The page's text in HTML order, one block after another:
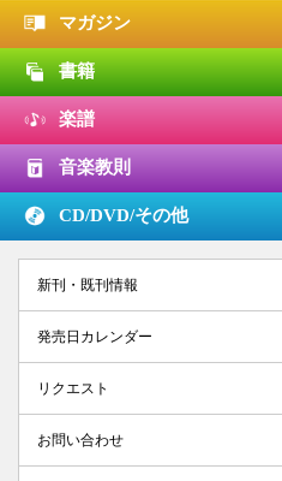
マガジン
書籍
楽譜
音楽教則
CD/DVD/その他
新刊・既刊情報
発売日カレンダー
リクエスト
お問い合わせ